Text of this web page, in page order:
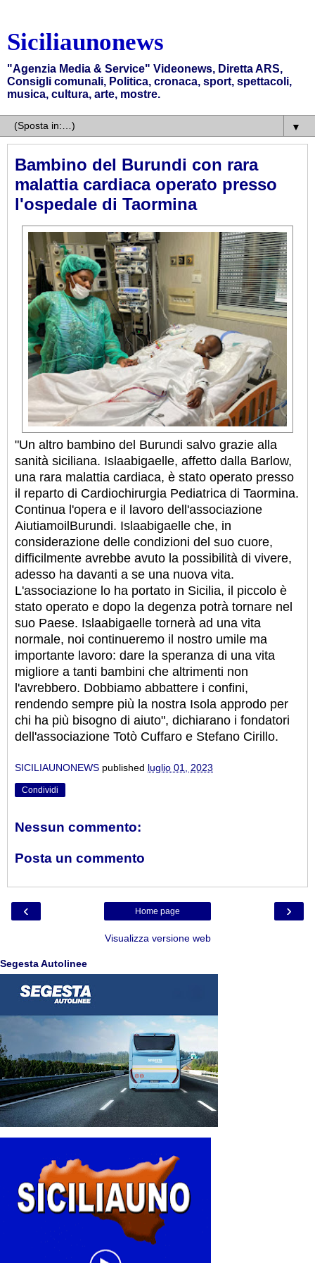
Siciliaunonews
"Agenzia Media & Service" Videonews, Diretta ARS,
Consigli comunali, Politica, cronaca, sport, spettacoli,
musica, cultura, arte, mostre.
▼
Bambino del Burundi con rara
malattia cardiaca operato presso
l'ospedale di Taormina
"Un altro bambino del Burundi salvo grazie alla
sanità siciliana. Islaabigaelle, affetto dalla Barlow,
una rara malattia cardiaca, è stato operato presso
il reparto di Car­dio­chi­rur­gia Pe­dia­tri­ca di Taor­mi­na.
Continua l'opera e il lavoro dell'associazione
AiutiamoilBurundi. Islaabigaelle che, in
considerazione delle condizioni del suo cuore,
difficilmente avrebbe avuto la possibilità di vivere,
adesso ha davanti a se una nuova vita.
L'associazione lo ha portato in Sicilia, il piccolo è
stato operato e dopo la degenza potrà tornare nel
suo Paese. Islaabigaelle tornerà ad una vita
normale, noi continueremo il nostro umile ma
importante lavoro: dare la speranza di una vita
migliore a tanti bambini che altrimenti non
l'avrebbero. Dobbiamo abbattere i con­fi­ni,
rendendo sempre più la no­stra Iso­la ap­pro­do per
chi ha più bi­so­gno di aiu­to", dichiarano i fondatori
dell'associazione Totò Cuffaro e Stefano Cirillo.
SICILIAUNONEWS published luglio 01, 2023
Condividi
Nessun commento:
Posta un commento
‹ ›
Home page
Visualizza versione web
Segesta Autolinee